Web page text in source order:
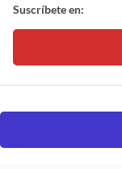
Suscríbete en: